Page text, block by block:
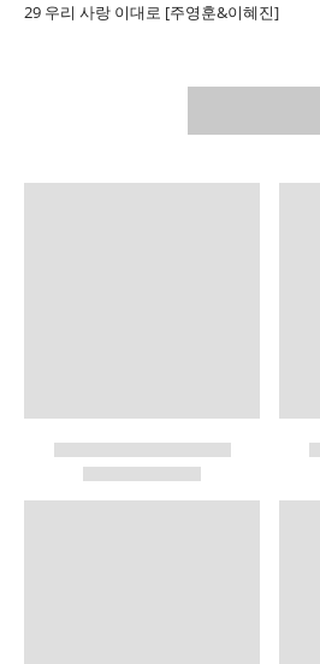
29 우리 사랑 이대로 [주영훈&이혜진]